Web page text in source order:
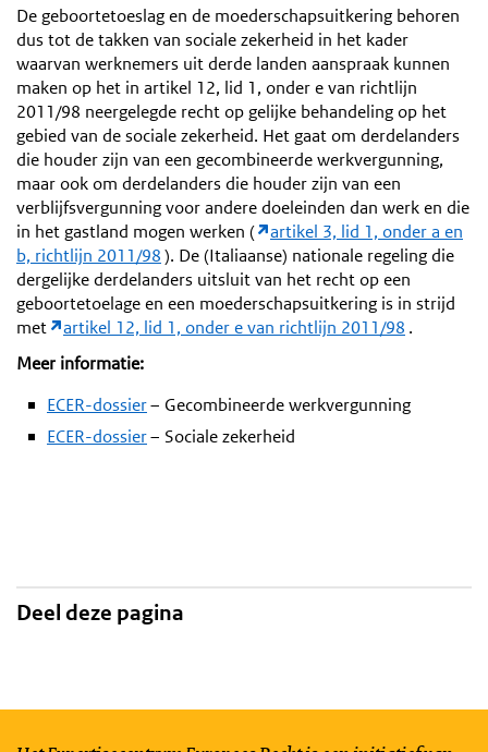
De geboortetoeslag en de moederschapsuitkering behoren
dus tot de takken van sociale zekerheid in het kader
waarvan werknemers uit derde landen aanspraak kunnen
maken op het in artikel 12, lid 1, onder e van richtlijn
2011/98 neergelegde recht op gelijke behandeling op het
gebied van de sociale zekerheid. Het gaat om derdelanders
die houder zijn van een gecombineerde werkvergunning,
maar ook om derdelanders die houder zijn van een
verblijfsvergunning voor andere doeleinden dan werk en die
in het gastland mogen werken (
artikel 3, lid 1, onder a en
b, richtlijn 2011/98). De (Italiaanse) nationale regeling die
dergelijke derdelanders uitsluit van het recht op een
geboortetoelage en een moederschapsuitkering is in strijd
met
artikel 12, lid 1, onder e van richtlijn 2011/98 .
Meer informatie:
ECER-dossier– Gecombineerde werkvergunning
ECER-dossier– Sociale zekerheid
Deel deze pagina